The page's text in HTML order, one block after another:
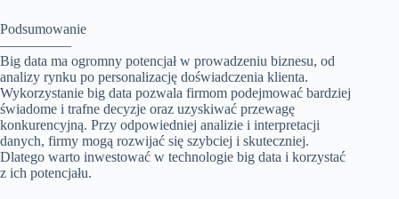
Podsumowanie
—————
Big data ma ogromny potencjał w prowadzeniu biznesu, od
analizy rynku po personalizację doświadczenia klienta.
Wykorzystanie big data pozwala firmom podejmować bardziej
świadome i trafne decyzje oraz uzyskiwać przewagę
konkurencyjną. Przy odpowiedniej analizie i interpretacji
danych, firmy mogą rozwijać się szybciej i skuteczniej.
Dlatego warto inwestować w technologie big data i korzystać
z ich potencjału.